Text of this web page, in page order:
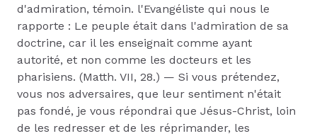
d'admiration, témoin. l'Evangéliste qui nous le
rapporte : Le peuple était dans l'admiration de sa
doctrine, car il les enseignait comme ayant
autorité, et non comme les docteurs et les
pharisiens. (Matth. VII, 28.) — Si vous prétendez,
vous nos adversaires, que leur sentiment n'était
pas fondé, je vous répondrai que Jésus-Christ, loin
de les redresser et de les réprimander, les